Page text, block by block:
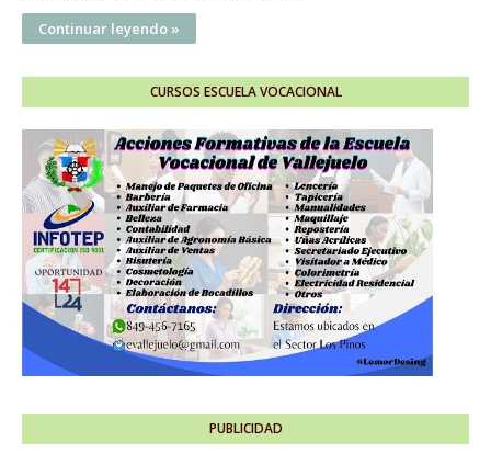
Continuar leyendo »
CURSOS ESCUELA VOCACIONAL
PUBLICIDAD